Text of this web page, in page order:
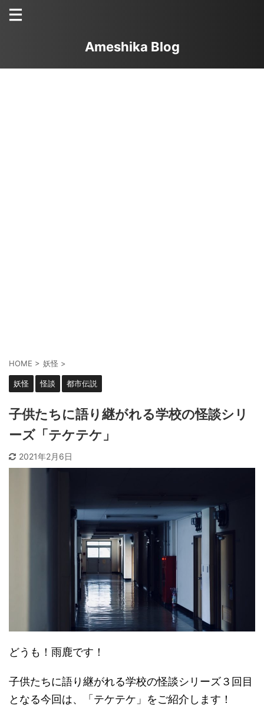
Ameshika Blog
HOME > 妖怪 >
妖怪 怪談 都市伝説
子供たちに語り継がれる学校の怪談シリ
ーズ「テケテケ」
2021年2月6日
どうも！雨鹿です！
子供たちに語り継がれる学校の怪談シリーズ３回目
となる今回は、「テケテケ」をご紹介します！